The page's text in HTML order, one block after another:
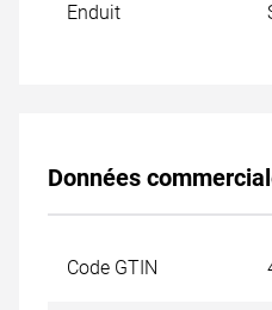
Enduit
Données
Code GTIN